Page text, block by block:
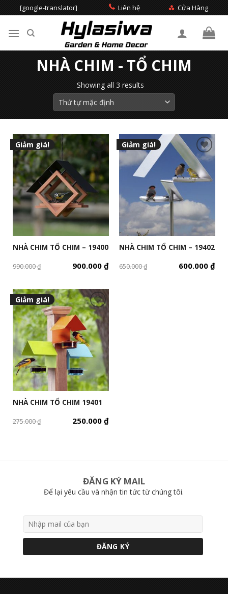
to
content
[google-translator] Liên hệ Cửa Hàng
NHÀ CHIM - TỔ CHIM
Showing all 3 results
Giảm giá!
NHÀ CHIM TỔ CHIM – 19400
990.000₫ 900.000₫
Giảm giá!
NHÀ CHIM TỔ CHIM – 19402
650.000₫ 600.000₫
Giảm giá!
NHÀ CHIM TỔ CHIM 19401
275.000₫ 250.000₫
ĐĂNG KÝ MAIL
Để lại yêu cầu và nhận tin tức từ chúng tôi.